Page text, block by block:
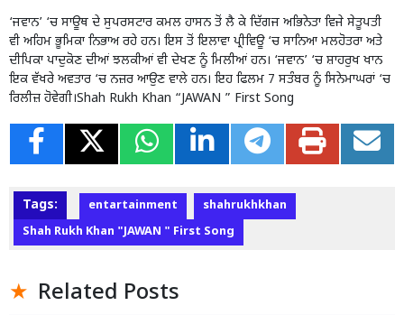
‘ਜਵਾਨ’ ‘ਚ ਸਾਊਥ ਦੇ ਸੁਪਰਸਟਾਰ ਕਮਲ ਹਾਸਨ ਤੋਂ ਲੈ ਕੇ ਦਿੱਗਜ ਅਭਿਨੇਤਾ ਵਿਜੇ ਸੇਤੂਪਤੀ
ਵੀ ਅਹਿਮ ਭੂਮਿਕਾ ਨਿਭਾਅ ਰਹੇ ਹਨ। ਇਸ ਤੋਂ ਇਲਾਵਾ ਪ੍ਰੀਵਿਊ ‘ਚ ਸਾਨਿਆ ਮਲਹੋਤਰਾ ਅਤੇ
ਦੀਪਿਕਾ ਪਾਦੁਕੋਣ ਦੀਆਂ ਝਲਕੀਆਂ ਵੀ ਦੇਖਣ ਨੂੰ ਮਿਲੀਆਂ ਹਨ। ‘ਜਵਾਨ’ ‘ਚ ਸ਼ਾਹਰੁਖ ਖਾਨ
ਇਕ ਵੱਖਰੇ ਅਵਤਾਰ ‘ਚ ਨਜ਼ਰ ਆਉਣ ਵਾਲੇ ਹਨ। ਇਹ ਫਿਲਮ 7 ਸਤੰਬਰ ਨੂੰ ਸਿਨੇਮਾਘਰਾਂ ‘ਚ
ਰਿਲੀਜ਼ ਹੋਵੇਗੀ।Shah Rukh Khan “JAWAN ” First Song
Tags: entartainment
shahrukhkhan
Shah Rukh Khan "JAWAN " First Song
Related Posts